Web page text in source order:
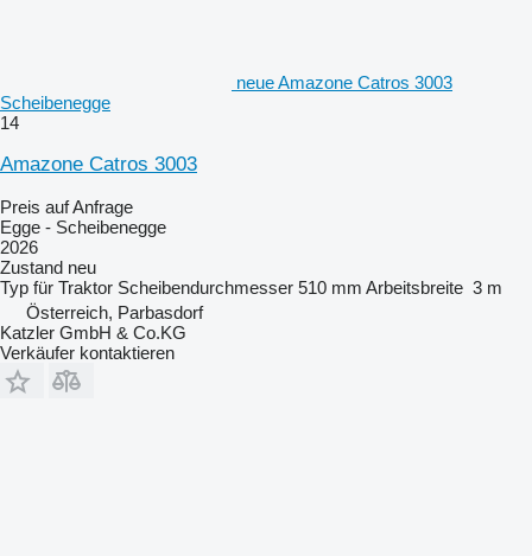
neue Amazone Catros 3003
Scheibenegge
14
Amazone Catros 3003
Preis auf Anfrage
Egge - Scheibenegge
2026
Zustand neu
Typ für Traktor Scheibendurchmesser 510 mm Arbeitsbreite 3 m
Österreich, Parbasdorf
Katzler GmbH & Co.KG
Verkäufer kontaktieren